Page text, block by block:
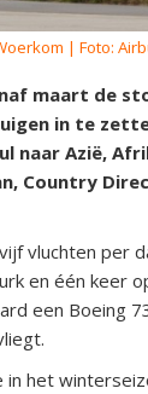
| Foto:
maart de
in te
Azië,
Country
vluchten per
en één keer
een Boeing
in het